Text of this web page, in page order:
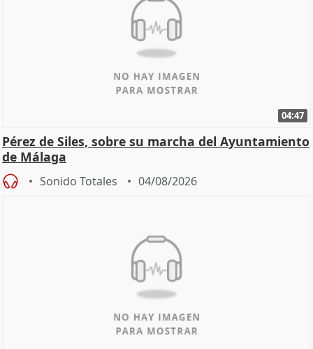
04:47
Pérez de Siles, sobre su marcha del Ayuntamiento
de Málaga
Sonido Totales 04/08/2026